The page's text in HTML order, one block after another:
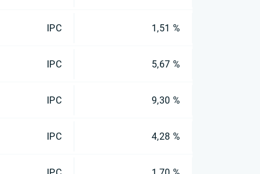
IPC 1,51 %
IPC 5,67 %
IPC 9,30 %
IPC 4,28 %